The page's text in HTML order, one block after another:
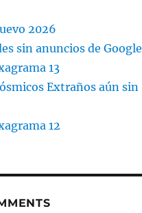
2026
sin anuncios de Google
13
Extraños aún sin
12